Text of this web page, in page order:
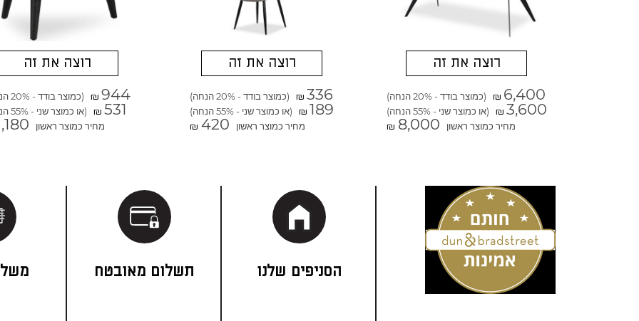
רוצה את זה
₪ 6,400 (כמוצר בודד - 20% הנחה)
₪ 3,600
(או כמוצר שני - 55% הנחה)
מחיר כמוצר ראשון
₪ 8,000
רוצה את זה
₪ 336 (כמוצר בודד - 20% הנחה)
₪ 189
(או כמוצר שני - 55% הנחה)
מחיר כמוצר ראשון
₪ 420
רוצה את זה
₪ 944 (כמוצר בודד - 20% הנחה)
₪ 531
(או כמוצר שני - 55% הנחה)
מחיר כמוצר ראשון
הסניפים שלנו תשלום מאובטח